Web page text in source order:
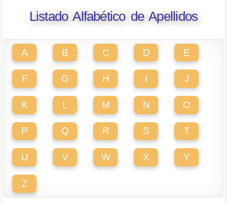
Listado Alfabético de Apellidos
A B C D E
F G H I J
K L M N O
P Q R S T
U V W X Y
Z